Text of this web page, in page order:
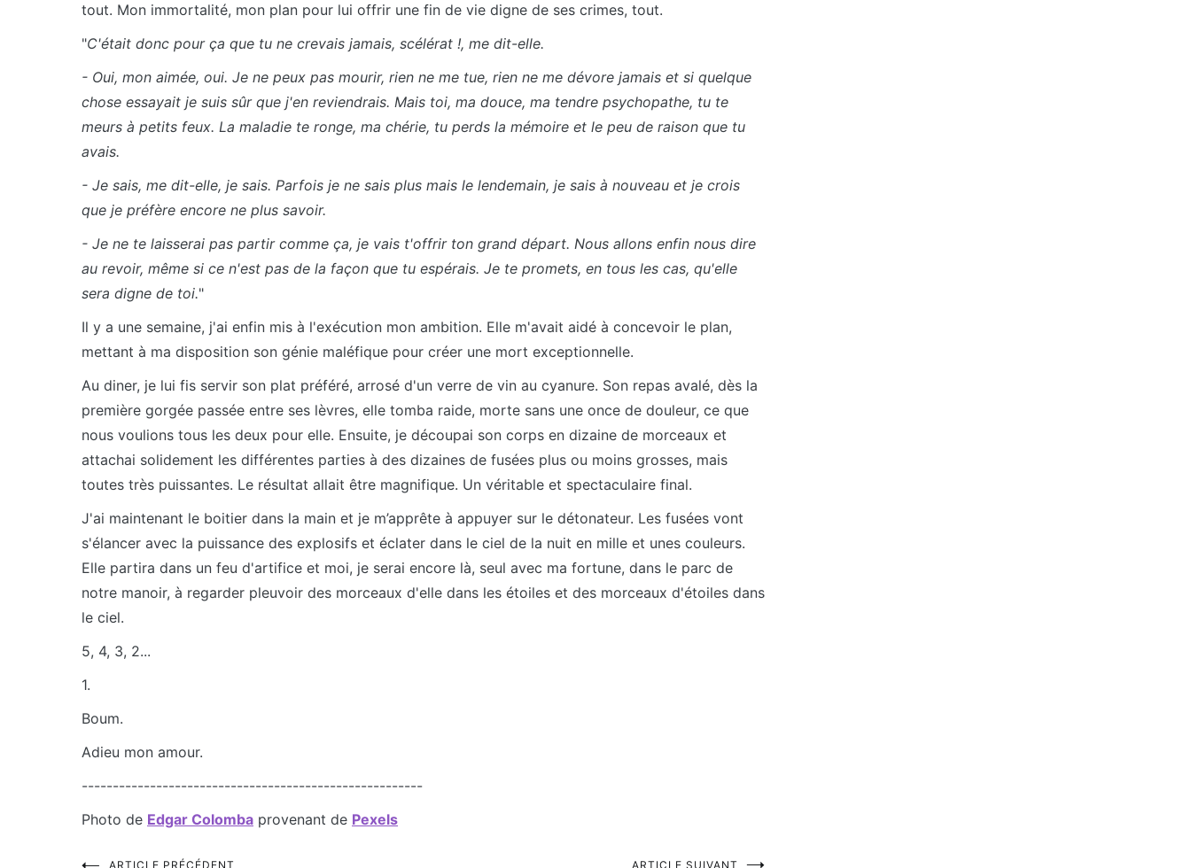
tout. Mon immortalité, mon plan pour lui offrir une fin de vie digne de ses crimes, tout.
"C'était donc pour ça que tu ne crevais jamais, scélérat !, me dit-elle.
- Oui, mon aimée, oui. Je ne peux pas mourir, rien ne me tue, rien ne me dévore jamais et si quelque
chose essayait je suis sûr que j'en reviendrais. Mais toi, ma douce, ma tendre psychopathe, tu te
meurs à petits feux. La maladie te ronge, ma chérie, tu perds la mémoire et le peu de raison que tu
avais.
- Je sais, me dit-elle, je sais. Parfois je ne sais plus mais le lendemain, je sais à nouveau et je crois
que je préfère encore ne plus savoir.
- Je ne te laisserai pas partir comme ça, je vais t'offrir ton grand départ. Nous allons enfin nous dire
au revoir, même si ce n'est pas de la façon que tu espérais. Je te promets, en tous les cas, qu'elle
sera digne de toi."
Il y a une semaine, j'ai enfin mis à l'exécution mon ambition. Elle m'avait aidé à concevoir le plan,
mettant à ma disposition son génie maléfique pour créer une mort exceptionnelle.
Au diner, je lui fis servir son plat préféré, arrosé d'un verre de vin au cyanure. Son repas avalé, dès la
première gorgée passée entre ses lèvres, elle tomba raide, morte sans une once de douleur, ce que
nous voulions tous les deux pour elle. Ensuite, je découpai son corps en dizaine de morceaux et
attachai solidement les différentes parties à des dizaines de fusées plus ou moins grosses, mais
toutes très puissantes. Le résultat allait être magnifique. Un véritable et spectaculaire final.
J'ai maintenant le boitier dans la main et je m’apprête à appuyer sur le détonateur. Les fusées vont
s'élancer avec la puissance des explosifs et éclater dans le ciel de la nuit en mille et unes couleurs.
Elle partira dans un feu d'artifice et moi, je serai encore là, seul avec ma fortune, dans le parc de
notre manoir, à regarder pleuvoir des morceaux d'elle dans les étoiles et des morceaux d'étoiles dans
le ciel.
5, 4, 3, 2...
1.
Boum.
Adieu mon amour.
-------------------------------------------------------
Photo de Edgar Colomba provenant de Pexels
ARTICLE PRÉCÉDENT ARTICLE SUIVANT